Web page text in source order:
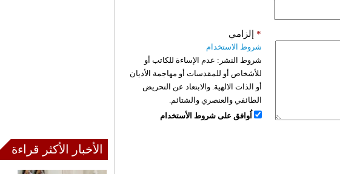
إلزامي *
شروط الاستخدام
شروط النشر: عدم الإساءة للكاتب أو
للأشخاص أو للمقدسات أو مهاجمة الأديان
أو الذات الالهية. والابتعاد عن التحريض
الطائفي والعنصري والشتائم.
اُوافق على شروط الأستخدام
الأخبار الأكثر قراءة